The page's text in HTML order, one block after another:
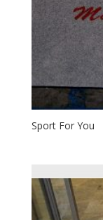
Sport For You